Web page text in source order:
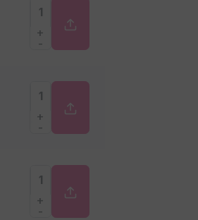
+
-
+
-
+
-